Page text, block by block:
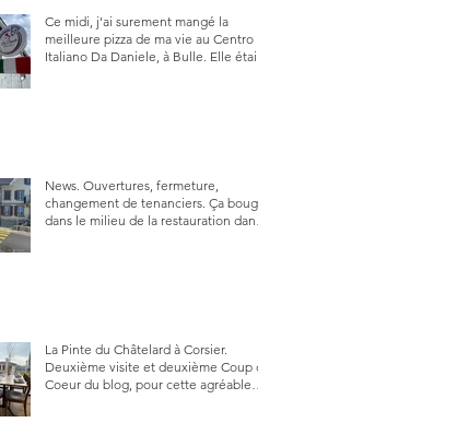
Ce midi, j’ai surement mangé la
meilleure pizza de ma vie au Centro
Italiano Da Daniele, à Bulle. Elle était
News. Ouvertures, fermeture,
changement de tenanciers. Ça bouge
dans le milieu de la restauration dans
La Pinte du Châtelard à Corsier.
Deuxième visite et deuxième Coup de
Coeur du blog, pour cette agréable